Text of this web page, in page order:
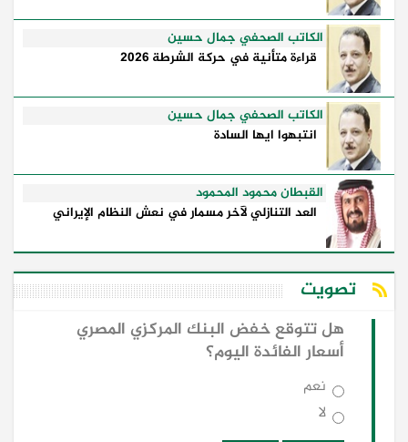
الكاتب الصحفي جمال حسين
قراءة متأنية في حركة الشرطة 2026
الكاتب الصحفي جمال حسين
انتبهوا ايها السادة
القبطان محمود المحمود
العد التنازلي لآخر مسمار في نعش النظام الإيراني
تصويت
هل تتوقع خفض البنك المركزي المصري
أسعار الفائدة اليوم؟
نعم
لا